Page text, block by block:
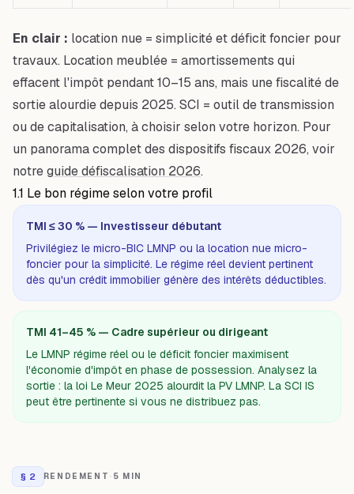
En clair : location nue = simplicité et déficit foncier pour
travaux. Location meublée = amortissements qui
effacent l'impôt pendant 10–15 ans, mais une fiscalité de
sortie alourdie depuis 2025. SCI = outil de transmission
ou de capitalisation, à choisir selon votre horizon. Pour
un panorama complet des dispositifs fiscaux 2026, voir
notreguide défiscalisation 2026.
1.1 Le bon régime selon votre profil
TMI ≤ 30 % — Investisseur débutant
Privilégiez le micro-BIC LMNP ou la location nue micro-
foncier pour la simplicité. Le régime réel devient pertinent
dès qu'un crédit immobilier génère des intérêts déductibles.
TMI 41–45 % — Cadre supérieur ou dirigeant
Le LMNP régime réel ou le déficit foncier maximisent
l'économie d'impôt en phase de possession. Analysez la
sortie : la loi Le Meur 2025 alourdit la PV LMNP. La SCI IS
peut être pertinente si vous ne distribuez pas.
§ 2 RENDEMENT · 5 MIN